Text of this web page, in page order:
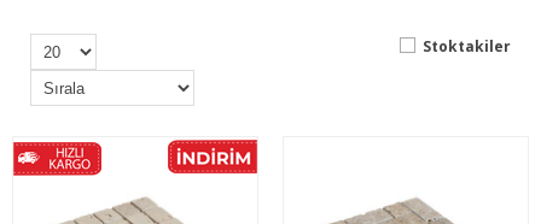
Stoktakiler